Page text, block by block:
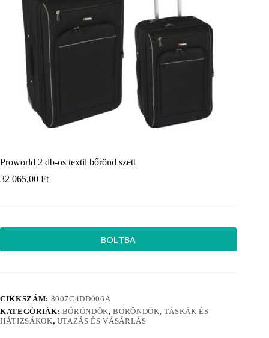
Proworld 2 db-os textil bőrönd szett
32 065,00 Ft
BOLTBA
CIKKSZÁM: 8007C4DD006A
KATEGÓRIÁK: BŐRÖNDÖK,BŐRÖNDÖK, TÁSKÁK ÉS
HÁTIZSÁKOK, UTAZÁS ÉS VÁSÁRLÁS